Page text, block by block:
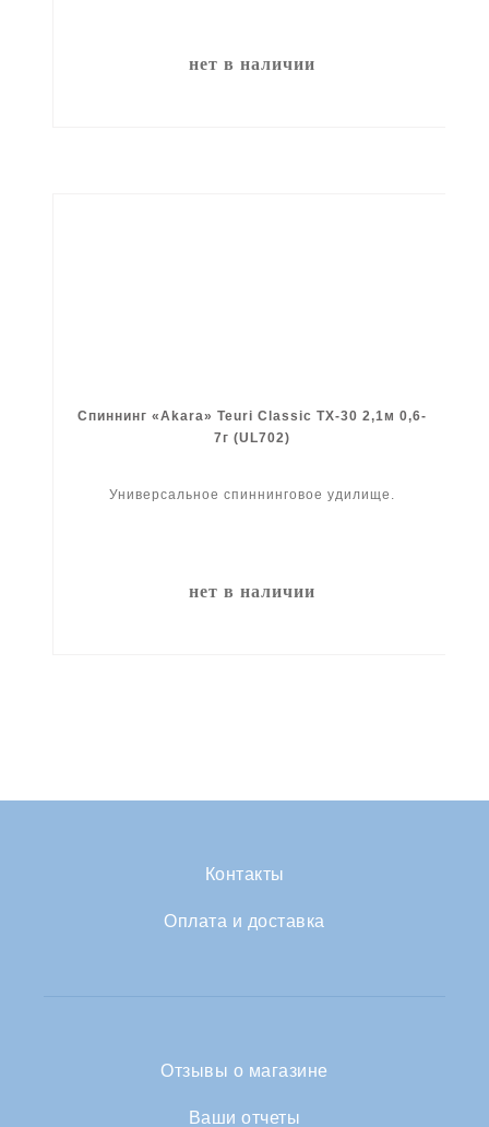
нет в наличии
Спиннинг «Akara» Teuri Classic TX-30 2,1м 0,6-
7г (UL702)
Универсальное спиннинговое удилище.
нет в наличии
Контакты
Оплата и доставка
Отзывы о магазине
Ваши отчеты